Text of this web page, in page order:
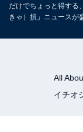
だけでちょっと得する
きゃ）損」ニュースが
All
イチオ